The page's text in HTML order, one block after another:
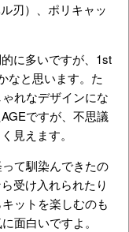
刃）、ポリキャッ
に多いですが、1st
なと思います。た
れなデザインにな
ですが、不思議
見えます。
て馴染んできたの
受け入れられたり
ットを楽しむのも
面白いですよ。